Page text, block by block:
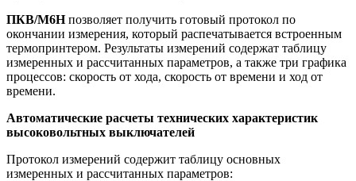
ПКВ/М6Нпозволяет получить готовый протокол по
окончании измерения, который распечатывается встроенным
термопринтером. Результаты измерений содержат таблицу
измеренных и рассчитанных параметров, а также три графика
процессов: скорость от хода, скорость от времени и ход от
времени.
Автоматические расчеты технических характеристик
высоковольтных выключателей
Протокол измерений содержит таблицу основных
измеренных и рассчитанных параметров: